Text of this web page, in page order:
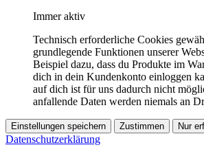
Immer aktiv
Technisch erforderliche Cookies
grundlegende Funktionen unserer
Beispiel dazu, dass du Produkte im
dich in dein Kundenkonto einloggen
auf dich ist für uns dadurch nicht
anfallende Daten werden niemals an
Einstellungen speichern Zustimmen Nur
Datenschutzerklärung